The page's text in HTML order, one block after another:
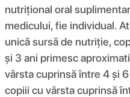
nutrițional oral
medicului, fie individual.
unică sursă de nutriție,
și 3 ani primesc
vârsta cuprinsă între 4 și
copiii cu vârsta cuprinsă